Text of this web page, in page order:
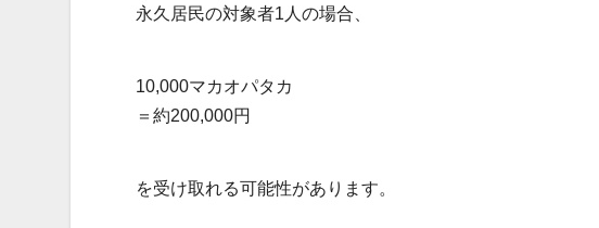
永久居民の対象者1人の場合、
10,000マカオパタカ
＝約200,000円
を受け取れる可能性があります。